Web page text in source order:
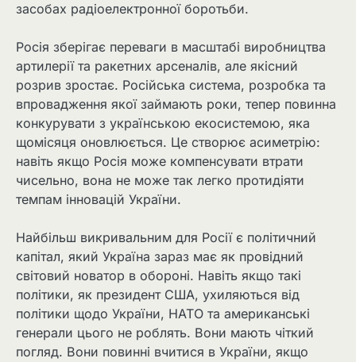
засобах радіоелектронної боротьби.
Росія зберігає переваги в масштабі виробництва
артилерії та ракетних арсеналів, але якісний
розрив зростає. Російська система, розробка та
впровадження якої займають роки, тепер повинна
конкурувати з українською екосистемою, яка
щомісяця оновлюється. Це створює асиметрію:
навіть якщо Росія може компенсувати втрати
чисельно, вона не може так легко протидіяти
темпам інновацій України.
Найбільш викривальним для Росії є політичний
капітал, який Україна зараз має як провідний
світовий новатор в обороні. Навіть якщо такі
політики, як президент США, ухиляються від
політики щодо України, НАТО та американські
генерали цього не роблять. Вони мають чіткий
погляд. Вони повинні вчитися в України, якщо